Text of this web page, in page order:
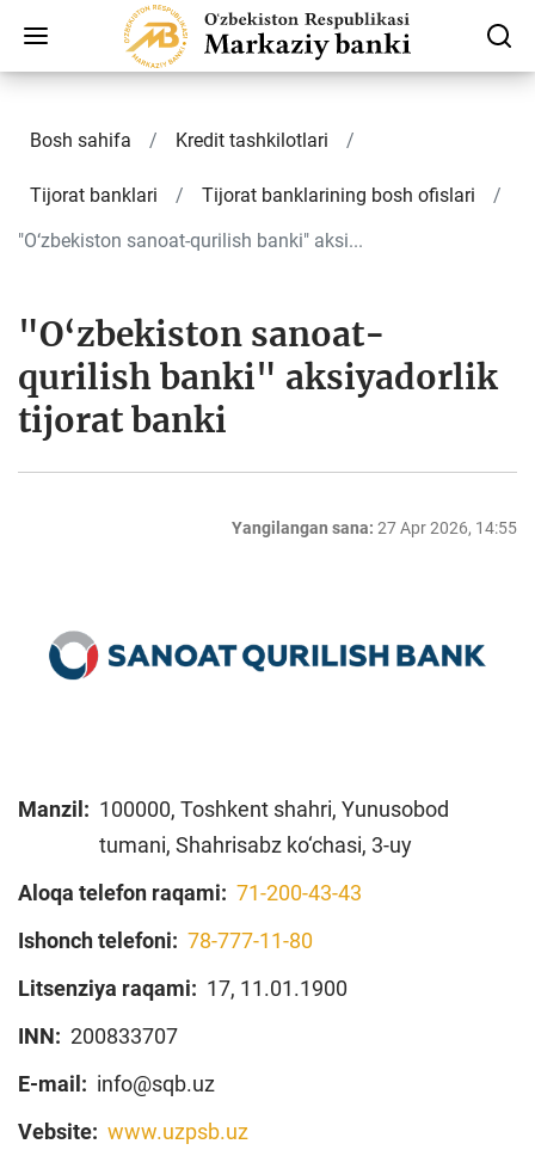
Bosh sahifa Kredit tashkilotlari
Tijorat banklari
Tijorat banklarining bosh ofislari
"O‘zbekiston sanoat-qurilish banki" aksi...
"O‘zbekiston sanoat-
qurilish banki" aksiyadorlik
tijorat banki
Yangilangan sana: 27 Apr 2026, 14:55
Manzil: 100000, Toshkent shahri, Yunusobod
tumani, Shahrisabz ko‘chasi, 3-uy
Aloqa telefon raqami: 71-200-43-43
Ishonch telefoni: 78-777-11-80
Litsenziya raqami: 17, 11.01.1900
INN: 200833707
E-mail: info@sqb.uz
Vebsite: www.uzpsb.uz